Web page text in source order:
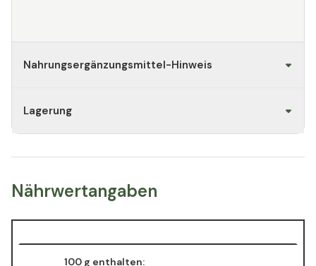
Nahrungsergänzungsmittel-Hinweis
Lagerung
Nährwertangaben
100 g enthalten: